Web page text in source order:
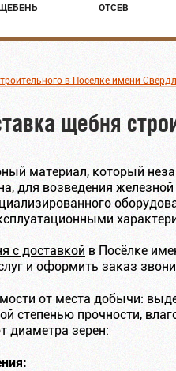
ОТСЕВ
в Посёлке имени
щебня
материал, который
для возведения
с доставкой в Посёлке
и оформить заказ
от места добычи:
степенью прочности,
диаметра зерен: